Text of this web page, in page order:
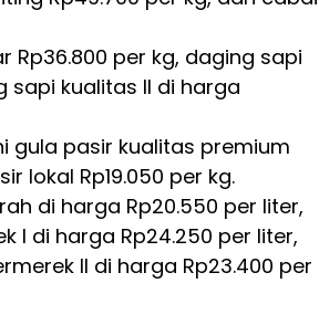
Rp36.800 per kg, daging sapi
sapi kualitas II di harga
gula pasir kualitas premium
lokal Rp19.050 per kg.
di harga Rp20.550 per liter,
I di harga Rp24.250 per liter,
II di harga Rp23.400 per